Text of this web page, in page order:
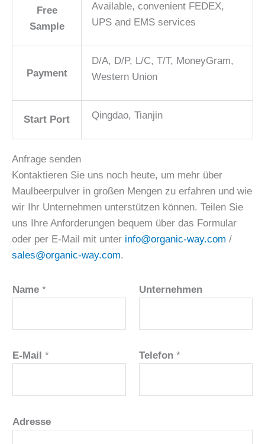
Free
Sample
Available, convenient FEDEX,
UPS and EMS services
Payment
D/A, D/P, L/C, T/T, MoneyGram,
Western Union
Start Port Qingdao, Tianjin
Anfrage senden
Kontaktieren Sie uns noch heute, um mehr über
Maulbeerpulver in großen Mengen zu erfahren und wie
wir Ihr Unternehmen unterstützen können. Teilen Sie
uns Ihre Anforderungen bequem über das Formular
oder per E-Mail mit unter info@organic-way.com /
sales@organic-way.com.
Name * Unternehmen
E-Mail * Telefon *
Adresse